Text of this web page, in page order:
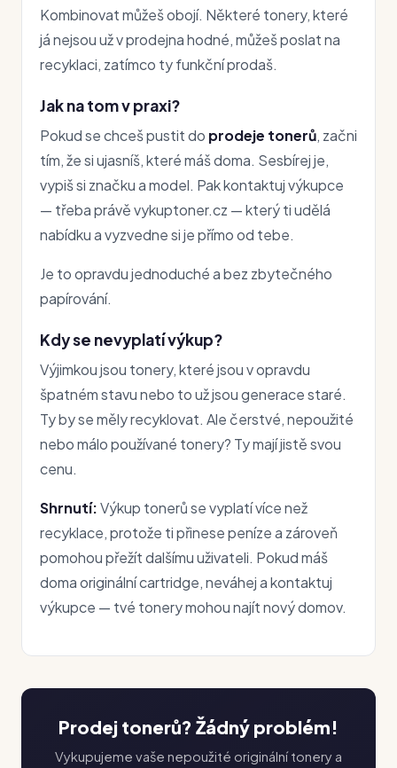
Kombinovat můžeš obojí. Některé tonery, které
já nejsou už v prodejna hodné, můžeš poslat na
recyklaci, zatímco ty funkční prodaš.
Jak na tom v praxi?
Pokud se chceš pustit do prodeje tonerů, začni
tím, že si ujasníš, které máš doma. Sesbírej je,
vypiš si značku a model. Pak kontaktuj výkupce
— třeba právě vykuptoner.cz — který ti udělá
nabídku a vyzvedne si je přímo od tebe.
Je to opravdu jednoduché a bez zbytečného
papírování.
Kdy se nevyplatí výkup?
Výjimkou jsou tonery, které jsou v opravdu
špatném stavu nebo to už jsou generace staré.
Ty by se měly recyklovat. Ale čerstvé, nepoužité
nebo málo používané tonery? Ty mají jistě svou
cenu.
Shrnutí:Výkup tonerů se vyplatí více než
recyklace, protože ti přinese peníze a zároveň
pomohou přežít dalšímu uživateli. Pokud máš
doma originální cartridge, neváhej a kontaktuj
výkupce — tvé tonery mohou najít nový domov.
Prodej tonerů? Žádný problém!
Vykupujeme vaše nepoužité originální tonery a